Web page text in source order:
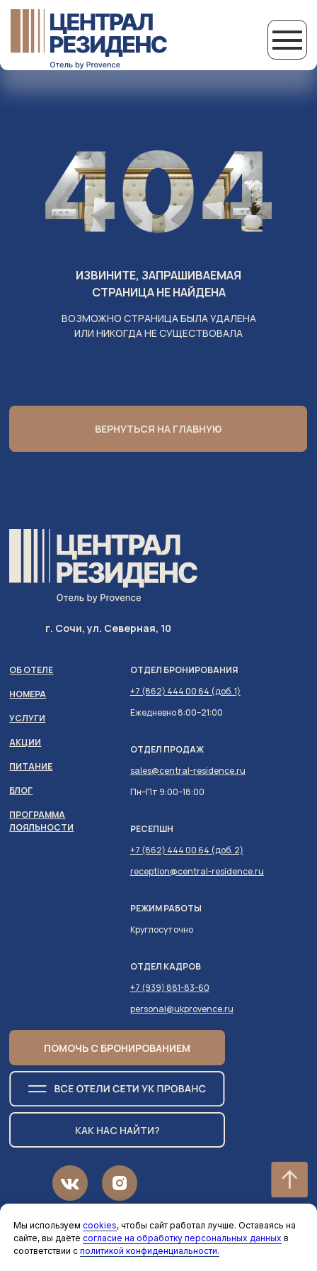
Мы используем cookies, чтобы сайт работал лучше. Оставаясь на
сайте, вы даёте согласие на обработку персональных данных в
соответствии с политикой конфиденциальности.
ВОЗМОЖНО СТРАНИЦА БЫЛА УДАЛЕНА
ИЛИ НИКОГДА НЕ СУЩЕСТВОВАЛА
ИЗВИНИТЕ, ЗАПРАШИВАЕМАЯ
СТРАНИЦА НЕ НАЙДЕНА
ВЕРНУТЬСЯ НА ГЛАВНУЮ
ИП КАРАСЬ М.Р. ИНН 616611739014
ОГРН(ИП) 324237500046169
PROVENCE HOTEL MANAGMENT
г. Сочи, ул. Северная, 10
ОТДЕЛ КАДРОВ
+7 (939) 881-83-60
personal@ukprovence.ru
Круглосуточно
РЕЖИМ РАБОТЫ
reception@central-residence.ru
+7 (862) 444 00 64 (доб. 2)
РЕСЕПШН
sales@central-residence.ru
+7 (862) 444 00 64 (доб. 1)
ОТДЕЛ БРОНИРОВАНИЯ
ОТДЕЛ ПРОДАЖ
Ежедневно 8:00–21:00
Пн–Пт 9:00–18:00
НОМЕРА
УСЛУГИ
АКЦИИ
БЛОГ
ПИТАНИЕ
ПРОГРАММА
ЛОЯЛЬНОСТИ
ПОМОЧЬ С БРОНИРОВАНИЕМ
ОБ ОТЕЛЕ
КАК НАС НАЙТИ?